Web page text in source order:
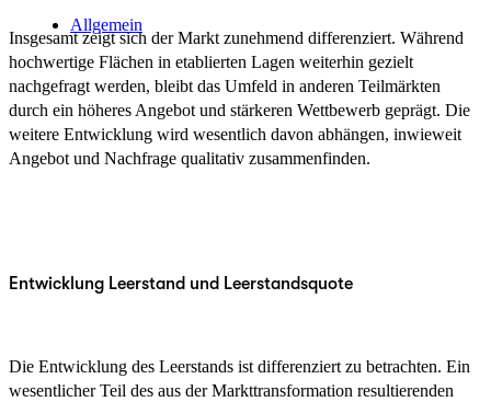
Allgemein
Insgesamt zeigt sich der Markt zunehmend differenziert. Während
hochwertige Flächen in etablierten Lagen weiterhin gezielt
nachgefragt werden, bleibt das Umfeld in anderen Teilmärkten
durch ein höheres Angebot und stärkeren Wettbewerb geprägt. Die
weitere Entwicklung wird wesentlich davon abhängen, inwieweit
Angebot und Nachfrage qualitativ zusammenfinden.
Entwicklung Leerstand und Leerstandsquote
Die Entwicklung des Leerstands ist differenziert zu betrachten. Ein
wesentlicher Teil des aus der Markttransformation resultierenden